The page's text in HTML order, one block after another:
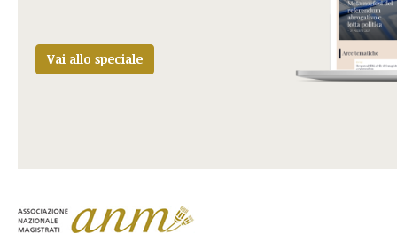
Vai allo speciale